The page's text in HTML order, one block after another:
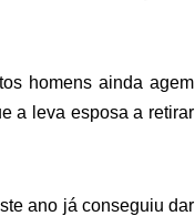
homens ainda agem
a leva esposa a retirar
ano já conseguiu dar